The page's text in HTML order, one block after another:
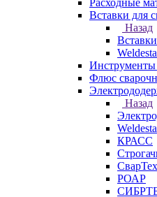
Расходные
Вставки для
Назад
Инструменты
Флюс
Назад
КРАСС
РОАР